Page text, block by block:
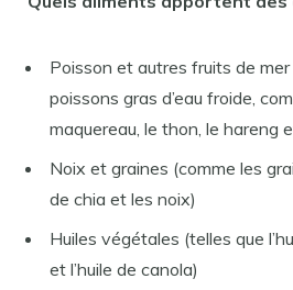
Poisson et autres fruits de
poissons gras d’eau froide,
maquereau, le thon, le hareng
Noix et graines (comme les
de chia et les noix)
Huiles végétales (telles que
et l’huile de canola)